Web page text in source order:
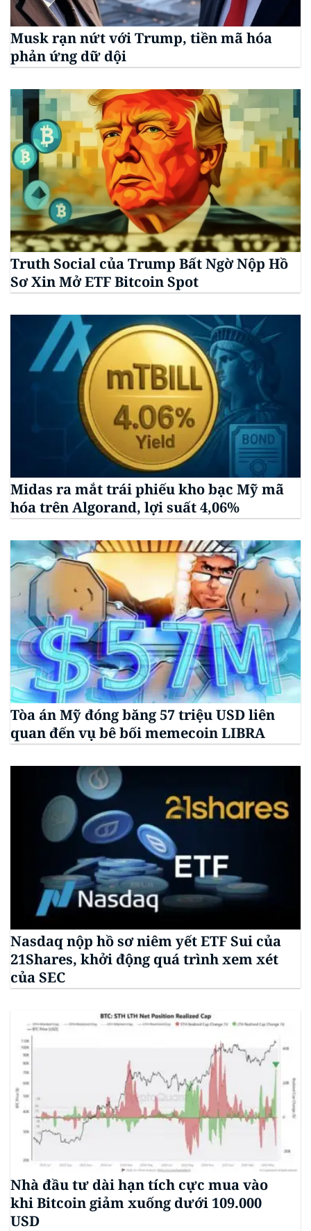
Musk rạn nứt với Trump, tiền mã hóa
phản ứng dữ dội
Truth Social của Trump Bất Ngờ Nộp Hồ
Sơ Xin Mở ETF Bitcoin Spot
Midas ra mắt trái phiếu kho bạc Mỹ mã
hóa trên Algorand, lợi suất 4,06%
Tòa án Mỹ đóng băng 57 triệu USD liên
quan đến vụ bê bối memecoin LIBRA
Nasdaq nộp hồ sơ niêm yết ETF Sui của
21Shares, khởi động quá trình xem xét
của SEC
Nhà đầu tư dài hạn tích cực mua vào
khi Bitcoin giảm xuống dưới 109.000
USD